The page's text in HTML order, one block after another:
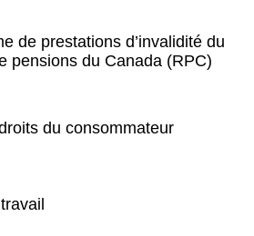
de prestations d’invalidité du
pensions du Canada (RPC)
du consommateur